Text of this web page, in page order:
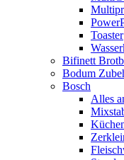
Toaster
Bifinett
Bodum
Bosch
Alles